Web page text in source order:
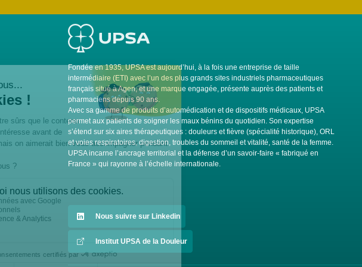
Fondée en 1935, UPSA est aujourd’hui, à la fois une entreprise de taille
intermédiaire (ETI) avec l’un des plus grands sites industriels pharmaceutiques
français situé à Agen, et une marque engagée, présente auprès des patients et
pharmaciens depuis 90 ans.
Avec sa gamme de produits d’automédication et de dispositifs médicaux, UPSA
permet aux patients de soigner les maux bénins du quotidien. Son expertise
s’étend sur six aires thérapeutiques : douleurs et fièvre (spécialité historique), ORL
et voies respiratoires, digestion, troubles du sommeil et vitalité, santé de la femme.
UPSA incarne l’ancrage territorial et la défense d’un savoir-faire « fabriqué en
France » qui rayonne à l’échelle internationale.
Nous suivre sur Linkedin
Institut UPSA de la Douleur